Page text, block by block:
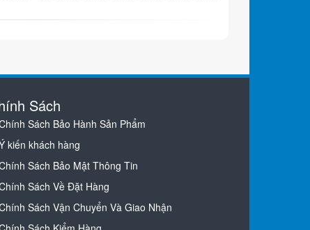
Sách
Sách Bảo Hành Sản Phẩm
kiến khách hàng
Sách Bảo Mật Thông Tin
Sách Về Đặt Hàng
Sách Vận Chuyển Và Giao Nhận